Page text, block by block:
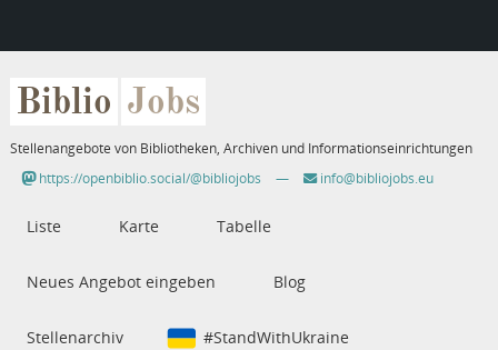
Biblio Jobs
Stellenangebote von Bibliotheken, Archiven und Informationseinrichtungen
https://openbiblio.social/@bibliojobs
— info@bibliojobs.eu
Liste Karte Tabelle
Neues Angebot eingeben Blog
Stellenarchiv #StandWithUkraine